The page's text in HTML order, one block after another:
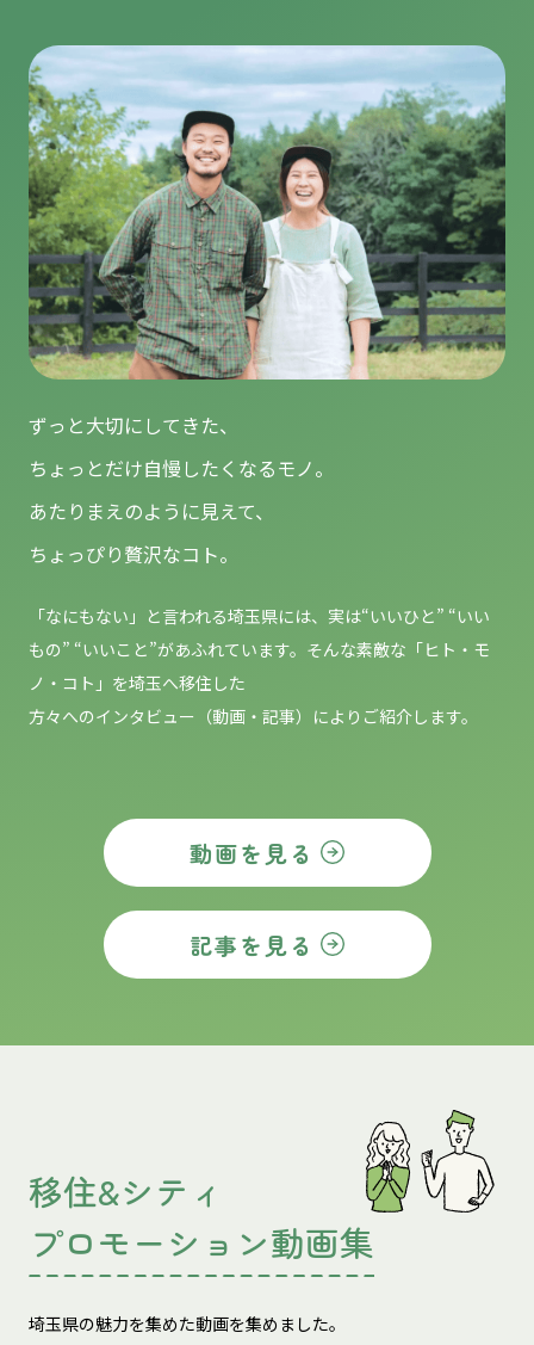
ずっと大切にしてきた、
ちょっとだけ自慢したくなるモノ。
あたりまえのように見えて、
ちょっぴり贅沢なコト。
「なにもない」と言われる埼玉県には、実は“いいひと” “いい
もの” “いいこと”があふれています。そんな素敵な「ヒト・モ
ノ・コト」を埼玉へ移住した
方々へのインタビュー（動画・記事）によりご紹介します。
動画を見る
記事を見る
移住&シティ
プロモーション動画集
埼玉県の魅力を集めた動画を集めました。